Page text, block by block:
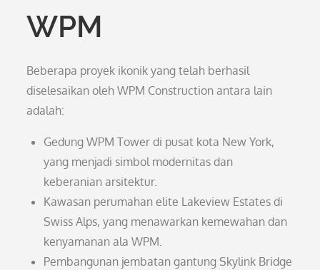
WPM
Beberapa proyek ikonik yang telah berhasil
diselesaikan oleh WPM Construction antara lain
adalah:
Gedung WPM Tower di pusat kota New York,
yang menjadi simbol modernitas dan
keberanian arsitektur.
Kawasan perumahan elite Lakeview Estates di
Swiss Alps, yang menawarkan kemewahan dan
kenyamanan ala WPM.
Pembangunan jembatan gantung Skylink Bridge